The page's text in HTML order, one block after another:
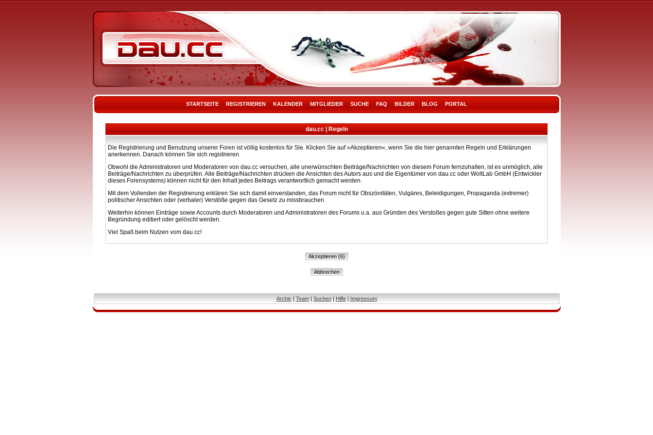
STARTSEITE REGISTRIEREN KALENDER MITGLIEDER SUCHE FAQ BILDER BLOG PORTAL
dau.cc | Regeln
Die Registrierung und Benutzung unserer Foren ist völlig kostenlos für Sie. Klicken Sie auf »Akzeptieren«, wenn Sie die hier genannten Regeln und Erklärungen
anerkennen. Danach können Sie sich registrieren.
Obwohl die Administratoren und Moderatoren von dau.cc versuchen, alle unerwünschten Beiträge/Nachrichten von diesem Forum fernzuhalten, ist es unmöglich, alle
Beiträge/Nachrichten zu überprüfen. Alle Beiträge/Nachrichten drücken die Ansichten des Autors aus und die Eigentümer von dau.cc oder WoltLab GmbH (Entwickler
dieses Forensystems) können nicht für den Inhalt jedes Beitrags verantwortlich gemacht werden.
Mit dem Vollenden der Registrierung erklären Sie sich damit einverstanden, das Forum nicht für Obszönitäten, Vulgäres, Beleidigungen, Propaganda (extremer)
politischer Ansichten oder (verbaler) Verstöße gegen das Gesetz zu missbrauchen.
Weiterhin können Einträge sowie Accounts durch Moderatoren und Administratoren des Forums u.a. aus Gründen des Verstoßes gegen gute Sitten ohne weitere
Begründung editiert oder gelöscht werden.
Viel Spaß beim Nutzen vom dau.cc!
Archiv| Team| Suchen| Hilfe| Impressum